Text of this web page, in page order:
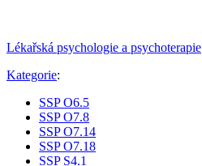
Lékařská psychologie a psychoterapie
Kategorie:
SSP O6.5
SSP O7.8
SSP O7.14
SSP O7.18
SSP S4.1